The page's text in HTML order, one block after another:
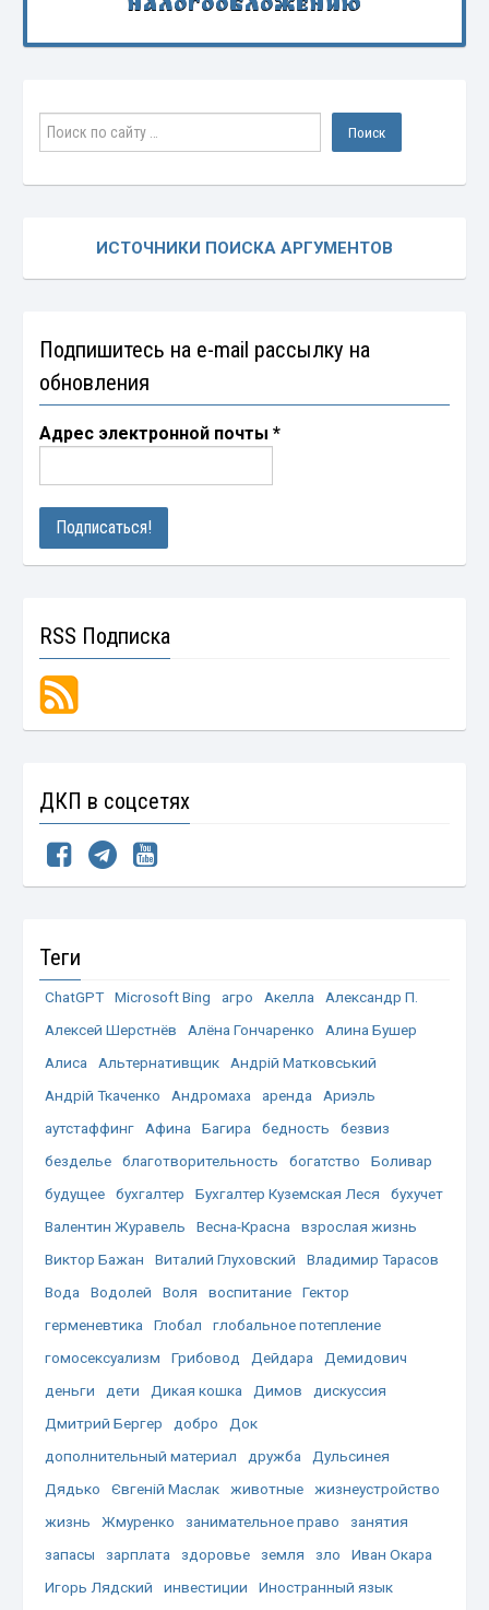
налогообложению
ИСТОЧНИКИ ПОИСКА АРГУМЕНТОВ
Подпишитесь на e-mail рассылку на
обновления
Адрес электронной почты*
RSS Подписка
ДКП в соцсетях
Теги
ChatGPT Microsoft Bing агро Акелла
Александр П.
Алексей Шерстнёв
Алёна Гончаренко
Алина Бушер
Алиса
Альтернативщик
Андрій Матковський
Андрій Ткаченко
Андромаха аренда
Ариэль
аутстаффинг
Афина Багира бедность
безвиз
безделье
благотворительность богатство
Боливар
будущее
бухгалтер Бухгалтер Куземская Леся
бухучет
Валентин Журавель
Весна-Красна
взрослая жизнь
Виктор Бажан
Виталий Глуховский
Владимир Тарасов
Вода
Водолей Воля воспитание
Гектор
герменевтика
Глобал
глобальное потепление
гомосексуализм
Грибовод Дейдара
Демидович
деньги
дети Дикая кошка Димов
дискуссия
Дмитрий Бергер
добро
Док
дополнительный материал
дружба
Дульсинея
Дядько
Євгеній Маслак животные
жизнеустройство
жизнь
Жмуренко занимательное право
занятия
запасы
зарплата здоровье земля зло
Иван Окара
Игорь Лядский
инвестиции
Иностранный язык